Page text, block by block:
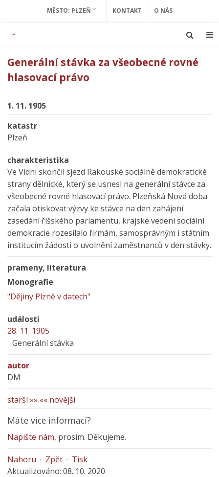
MĚSTO: PLZEŇ KONTAKT O NÁS
Generální stávka za všeobecné rovné
hlasovací právo
1. 11. 1905
katastr
Plzeň
charakteristika
Ve Vídni skončil sjezd Rakouské sociálně demokratické
strany dělnické, který se usnesl na generální stávce za
všeobecné rovné hlasovací právo. Plzeňská Nová doba
začala otiskovat výzvy ke stávce na den zahájení
zasedání říšského parlamentu, krajské vedení sociální
demokracie rozesílalo firmám, samosprávným i státním
institucím žádosti o uvolnění zaměstnanců v den stávky.
prameny, literatura
Monografie
"Dějiny Plzně v datech"
události
28. 11. 1905
Generální stávka
autor
DM
starší »» «« novější
Máte více informací?
Napište nám, prosím. Děkujeme.
Nahoru · Zpět · Tisk
Aktualizováno: 08. 10. 2020